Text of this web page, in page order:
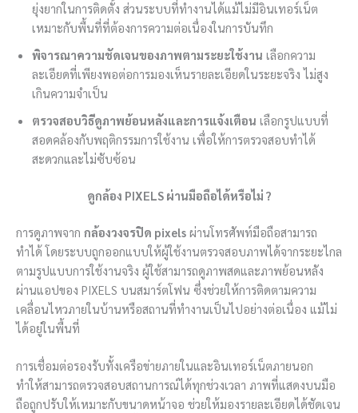
ยุ่งยากในการติดตั้ง ส่วนระบบที่ทำงานได้แม้ไม่มีอินเทอร์เน็ต
เหมาะกับพื้นที่ที่ต้องการความต่อเนื่องในการบันทึก
พิจารณาความชัดเจนของภาพตามระยะใช้งาน เลือกความ
ละเอียดที่เพียงพอต่อการมองเห็นรายละเอียดในระยะจริง ไม่สูง
เกินความจำเป็น
ตรวจสอบวิธีดูภาพย้อนหลังและการแจ้งเตือน เลือกรูปแบบที่
สอดคล้องกับพฤติกรรมการใช้งาน เพื่อให้การตรวจสอบทำได้
สะดวกและไม่ซับซ้อน
ดูกล้อง PIXELS ผ่านมือถือได้หรือไม่ ?
การดูภาพจาก กล้องวงจรปิด pixels ผ่านโทรศัพท์มือถือสามารถ
ทำได้ โดยระบบถูกออกแบบให้ผู้ใช้งานตรวจสอบภาพได้จากระยะไกล
ตามรูปแบบการใช้งานจริง ผู้ใช้สามารถดูภาพสดและภาพย้อนหลัง
ผ่านแอปของ PIXELS บนสมาร์ตโฟน ซึ่งช่วยให้การติดตามความ
เคลื่อนไหวภายในบ้านหรือสถานที่ทำงานเป็นไปอย่างต่อเนื่อง แม้ไม่
ได้อยู่ในพื้นที่
การเชื่อมต่อรองรับทั้งเครือข่ายภายในและอินเทอร์เน็ตภายนอก
ทำให้สามารถตรวจสอบสถานการณ์ได้ทุกช่วงเวลา ภาพที่แสดงบนมือ
ถือถูกปรับให้เหมาะกับขนาดหน้าจอ ช่วยให้มองรายละเอียดได้ชัดเจน